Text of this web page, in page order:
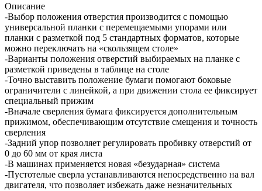
Описание
-Выбор положения отверстия производится с помощью
универсальной планки с перемещаемыми упорами или
планки с разметкой под 5 стандартных форматов, которые
можно переключать на «скользящем столе»
-Варианты положения отверстий выбираемых на планке с
разметкой приведены в таблице на столе
-Точно выставить положение бумаги помогают боковые
ограничители с линейкой, а при движении стола ее фиксирует
специальный прижим
-Вначале сверления бумага фиксируется дополнительным
прижимом, обеспечивающим отсутствие смещения и точность
сверления
-Задний упор позволяет регулировать пробивку отверстий от
0 до 60 мм от края листа
-В машинах применяется новая «безударная» система
-Пустотелые сверла устанавливаются непосредственно на вал
двигателя, что позволяет избежать даже незначительных